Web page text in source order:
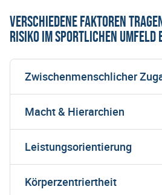
Verschiedene Faktoren
Risiko im sportlichen Umfeld
Zwischenmenschlicher
Macht & Hierarchien
Leistungsorientierung
Körperzentriertheit